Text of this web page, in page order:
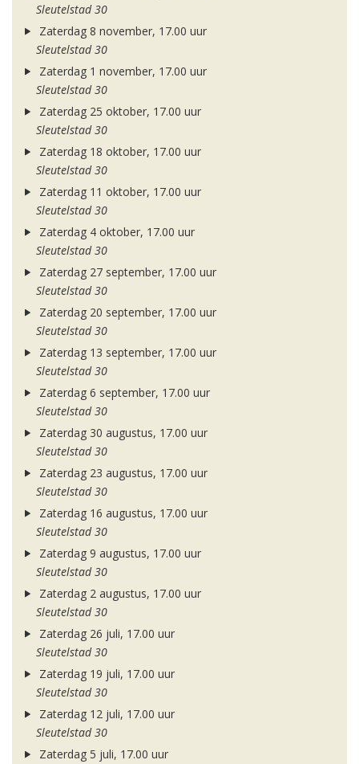
Sleutelstad 30
Zaterdag 8 november, 17.00 uur
Sleutelstad 30
Zaterdag 1 november, 17.00 uur
Sleutelstad 30
Zaterdag 25 oktober, 17.00 uur
Sleutelstad 30
Zaterdag 18 oktober, 17.00 uur
Sleutelstad 30
Zaterdag 11 oktober, 17.00 uur
Sleutelstad 30
Zaterdag 4 oktober, 17.00 uur
Sleutelstad 30
Zaterdag 27 september, 17.00 uur
Sleutelstad 30
Zaterdag 20 september, 17.00 uur
Sleutelstad 30
Zaterdag 13 september, 17.00 uur
Sleutelstad 30
Zaterdag 6 september, 17.00 uur
Sleutelstad 30
Zaterdag 30 augustus, 17.00 uur
Sleutelstad 30
Zaterdag 23 augustus, 17.00 uur
Sleutelstad 30
Zaterdag 16 augustus, 17.00 uur
Sleutelstad 30
Zaterdag 9 augustus, 17.00 uur
Sleutelstad 30
Zaterdag 2 augustus, 17.00 uur
Sleutelstad 30
Zaterdag 26 juli, 17.00 uur
Sleutelstad 30
Zaterdag 19 juli, 17.00 uur
Sleutelstad 30
Zaterdag 12 juli, 17.00 uur
Sleutelstad 30
Zaterdag 5 juli, 17.00 uur